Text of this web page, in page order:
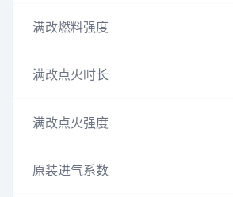
满改燃料强度
满改点火时长
满改点火强度
原装进气系数